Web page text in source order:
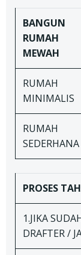
BANGUN
RUMAH
MEWAH
RUMAH
MINIMALIS
RUMAH
SEDERHANA
PROSES
1.JIKA
DRAFTER /